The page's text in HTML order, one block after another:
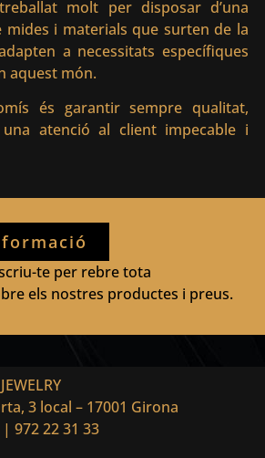
molt per disposar d’una
mides i materials que surten de la
a necessitats específiques
aquest món.
és garantir sempre qualitat,
atenció al client impecable i
te per rebre tota
els nostres productes i preus.
3 local – 17001 Girona
972 22 31 33